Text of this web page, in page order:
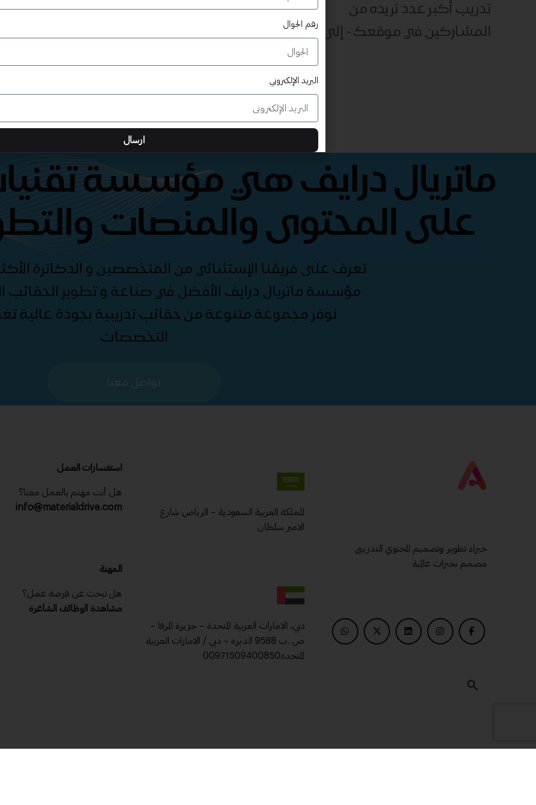
تدريب أكبر عدد تريده من
المشاركين في موقعك - ​​إلى الأبد!
ماتريال درايف هي مؤسسة
على المحتوى والمنصات
تعرف على فريقنا الإستثنائي من المتخصصين و الدكاترة
مؤسسة ماتريال درايف الأفضل في صناعة و تطوير الحقائب
نوفر مجموعة متنوعة من حقائب تدريبية بجودة عالية
التخصصات
تواصل معنا
خبراء تطوير وتصميم المحتوي التدريبى
مصمم بخبرات عالمية
المملكة العربية السعودية – الرياض شارع
الامير سلطان
دبي، الامارات العربية المتحدة – جزيرة المرفا –
ص .ب 9588 الديرة – دبي / الامارات العربية
المتحدة00971509400850
استفسارات العمل
هل أنت مهتم بالعمل معنا؟
info@materialdrive.com
المهنة
هل تبحث عن فرصة عمل؟
مشاهدة الوظائف الشاغرة
رقم الجوال
البريد الإلكتروني
ارسال